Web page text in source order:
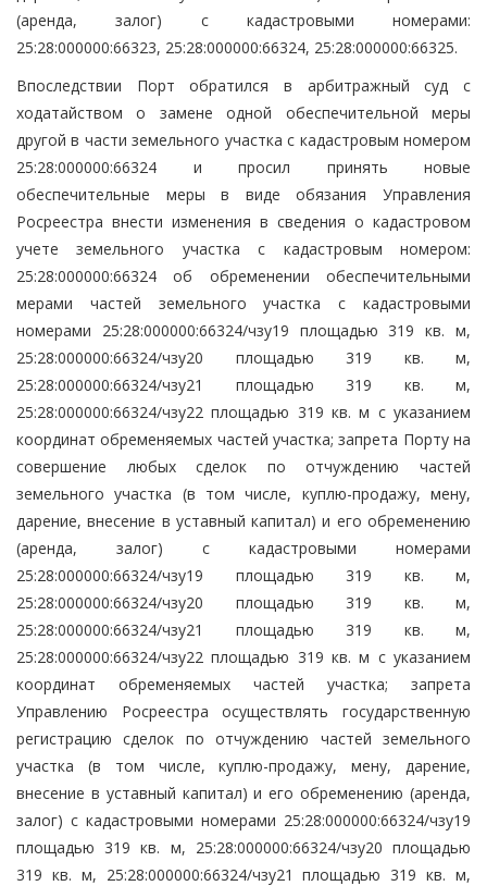
(аренда, залог) с кадастровыми номерами:
25:28:000000:66323, 25:28:000000:66324, 25:28:000000:66325.
Впоследствии Порт обратился в арбитражный суд с
ходатайством о замене одной обеспечительной меры
другой в части земельного участка с кадастровым номером
25:28:000000:66324 и просил принять новые
обеспечительные меры в виде обязания Управления
Росреестра внести изменения в сведения о кадастровом
учете земельного участка с кадастровым номером:
25:28:000000:66324 об обременении обеспечительными
мерами частей земельного участка с кадастровыми
номерами 25:28:000000:66324/чзу19 площадью 319 кв. м,
25:28:000000:66324/чзу20 площадью 319 кв. м,
25:28:000000:66324/чзу21 площадью 319 кв. м,
25:28:000000:66324/чзу22 площадью 319 кв. м с указанием
координат обременяемых частей участка; запрета Порту на
совершение любых сделок по отчуждению частей
земельного участка (в том числе, куплю-продажу, мену,
дарение, внесение в уставный капитал) и его обременению
(аренда, залог) с кадастровыми номерами
25:28:000000:66324/чзу19 площадью 319 кв. м,
25:28:000000:66324/чзу20 площадью 319 кв. м,
25:28:000000:66324/чзу21 площадью 319 кв. м,
25:28:000000:66324/чзу22 площадью 319 кв. м с указанием
координат обременяемых частей участка; запрета
Управлению Росреестра осуществлять государственную
регистрацию сделок по отчуждению частей земельного
участка (в том числе, куплю-продажу, мену, дарение,
внесение в уставный капитал) и его обременению (аренда,
залог) с кадастровыми номерами 25:28:000000:66324/чзу19
площадью 319 кв. м, 25:28:000000:66324/чзу20 площадью
319 кв. м, 25:28:000000:66324/чзу21 площадью 319 кв. м,